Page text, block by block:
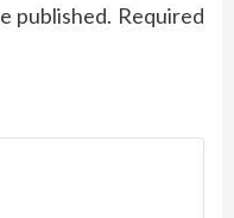
published. Required